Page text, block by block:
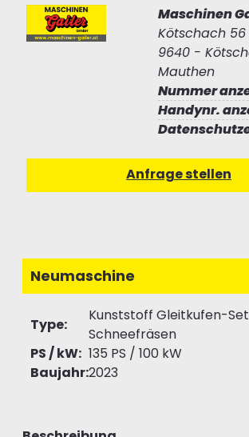
Maschinen
Kötschach
9640 -
Mauthen
Nummer
Handynr.
Neumaschine
Type:
Kunststoff Gleitkufen-
Schneefräsen
PS / kW: 135 PS / 100 kW
Baujahr:2023